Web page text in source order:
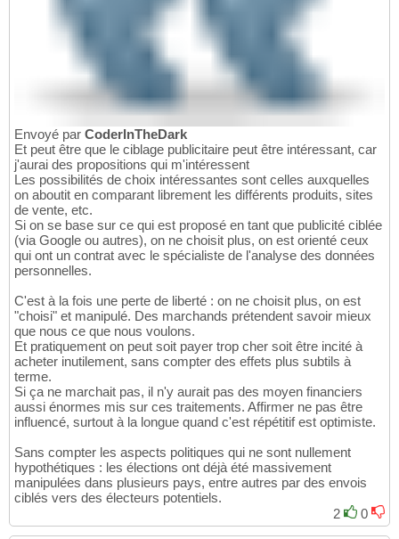
Envoyé par CoderInTheDark
Et peut être que le ciblage publicitaire peut être intéressant, car
j'aurai des propositions qui m'intéressent
Les possibilités de choix intéressantes sont celles auxquelles
on aboutit en comparant librement les différents produits, sites
de vente, etc.
Si on se base sur ce qui est proposé en tant que publicité ciblée
(via Google ou autres), on ne choisit plus, on est orienté ceux
qui ont un contrat avec le spécialiste de l'analyse des données
personnelles.
C'est à la fois une perte de liberté : on ne choisit plus, on est
"choisi" et manipulé. Des marchands prétendent savoir mieux
que nous ce que nous voulons.
Et pratiquement on peut soit payer trop cher soit être incité à
acheter inutilement, sans compter des effets plus subtils à
terme.
Si ça ne marchait pas, il n'y aurait pas des moyen financiers
aussi énormes mis sur ces traitements. Affirmer ne pas être
influencé, surtout à la longue quand c'est répétitif est optimiste.
Sans compter les aspects politiques qui ne sont nullement
hypothétiques : les élections ont déjà été massivement
manipulées dans plusieurs pays, entre autres par des envois
ciblés vers des électeurs potentiels.
2
0